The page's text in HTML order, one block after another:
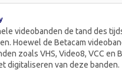
videobanden de tand des
Hoewel de Betacam
zoals VHS, Video8, VCC en
digitaliseren van deze banden.